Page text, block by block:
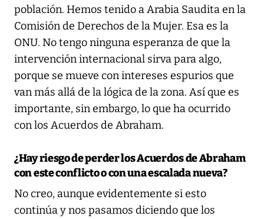
población. Hemos tenido a Arabia Saudita en la
Comisión de Derechos de la Mujer. Esa es la
ONU. No tengo ninguna esperanza de que la
intervención internacional sirva para algo,
porque se mueve con intereses espurios que
van más allá de la lógica de la zona. Así que es
importante, sin embargo, lo que ha ocurrido
con los Acuerdos de Abraham.
¿Hay riesgo de perder los Acuerdos de Abraham
con este conflicto o con una escalada nueva?
No creo, aunque evidentemente si esto
continúa y nos pasamos diciendo que los